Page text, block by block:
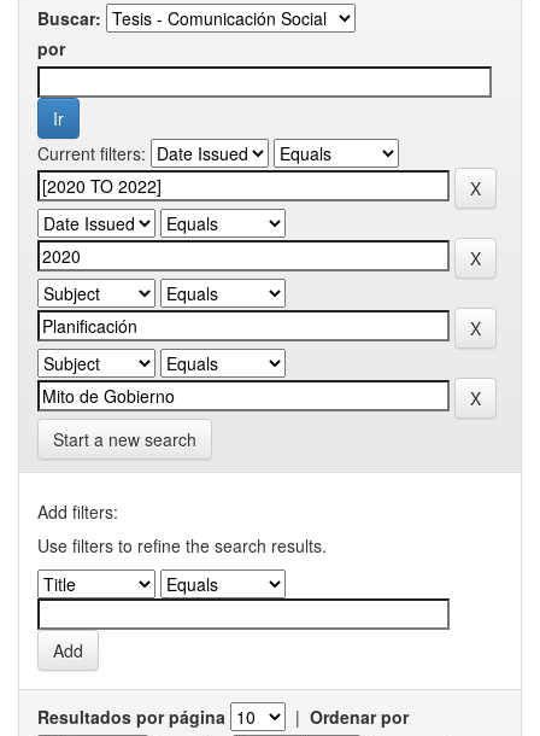
Buscar:
por
Current filters:
Start a new search
Add filters:
Use filters to refine the search results.
Resultados por página | Ordenar por